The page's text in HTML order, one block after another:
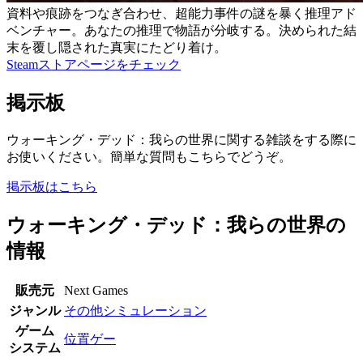
資料や痕跡をつなぎ合わせ、超能力事件の謎を暴く推理アド
ベンチャー。あなたの推理で物語が分岐する。決められた結
末を覆し隠された真実にたどり着け。
Steamストアページをチェック
掲示板
ウォーキング・デッド：我らの世界に関する雑談をする際に
お使いください。簡単な質問もこちらでどうぞ。
掲示板はこちら
ウォーキング・デッド：我らの世界の
情報
販売元
Next Games
ジャンル その他シミュレーション
ゲーム
システム
位置ゲー